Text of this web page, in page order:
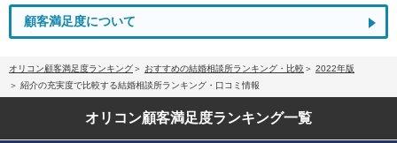
顧客満足度について
オリコン顧客満足度ランキング おすすめの結婚相談所ランキング・比較
2022年版
紹介の充実度で比較する結婚相談所ランキング・口コミ情報
オリコン顧客満足度ランキング一覧